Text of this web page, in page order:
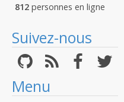
812 personnes en ligne
Suivez-nous
Menu